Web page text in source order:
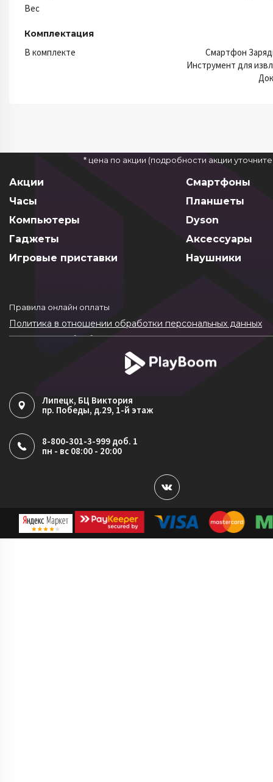
Вес
Комплектация
В комплекте
Смартфон
Инструмент для
* цена по акции (подробности акции
Акции
Смартфоны
Часы
Планшеты
Компьютеры
Dyson
Гаджеты
Аксессуары
Игровые приставки
Наушники
Правила онлайн оплаты
Политика в отношении обработки персональных данных
Согласие на обработку ПДн
Политика обработки файлов cookie
Липецк, БЦ Виктория
пр. Победы, д.29, 1-й этаж
8-800-301-3-999 доб. 1
пн - вс 08:00 - 20:00